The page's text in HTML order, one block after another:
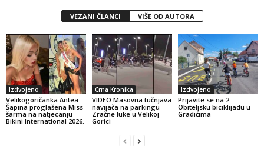
VEZANI ČLANCI VIŠE OD AUTORA
Izdvojeno
Velikogoričanka Antea
Šapina proglašena Miss
šarma na natjecanju
Bikini International 2026.
Crna Kronika
VIDEO Masovna tučnjava
navijača na parkingu
Zračne luke u Velikoj
Gorici
Izdvojeno
Prijavite se na 2.
Obiteljsku biciklijadu u
Gradićima